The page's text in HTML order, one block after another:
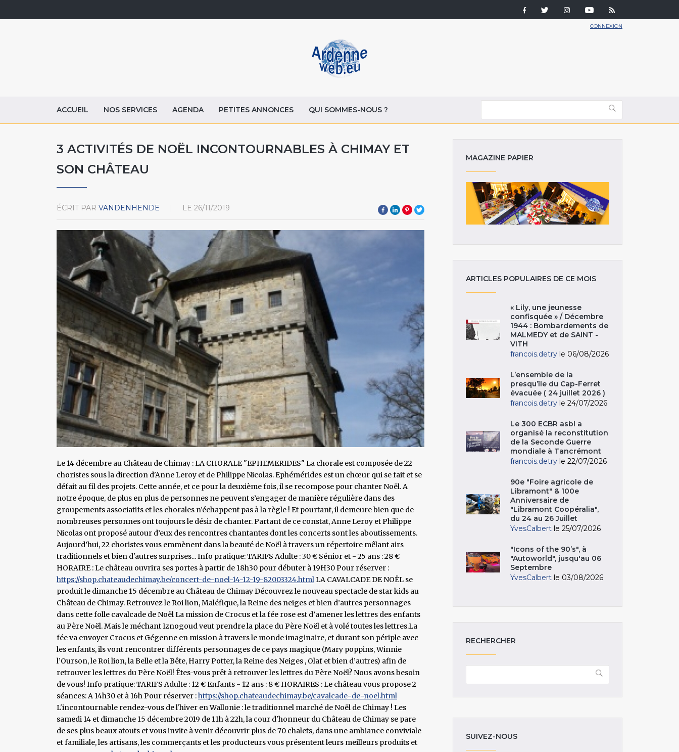
CONNEXION
ACCUEIL NOS SERVICES AGENDA PETITES ANNONCES QUI SOMMES-NOUS ?
3 ACTIVITÉS DE NOËL INCONTOURNABLES À CHIMAY ET
SON CHÂTEAU
ÉCRIT PAR VANDENHENDE LE 26/11/2019
Le 14 décembre au Château de Chimay : LA CHORALE "EPHEMERIDES" La chorale est composée de 22
choristes sous la direction d'Anne Leroy et de Philippe Nicolas. Ephémérides est un chœur qui se fait et se
défait au fil des projets. Cette année, et ce pour la deuxième fois, il se recompose pour chanter Noël. A
notre époque, de plus en plus de personnes ne peuvent s’engager de manière régulière dans des
groupements associatifs et les chorales n’échappent pas à la règle ! Et pourtant, il demeure bien que de
nombreuses personnes ont toujours le désir de chanter. Partant de ce constat, Anne Leroy et Philippe
Nicolas ont proposé autour d’eux des rencontres chantantes dont les concerts sont les aboutissements.
Aujourd’hui, 22 choristes vous emmènent dans la beauté de Noël à travers un répertoire mêlant airs
traditionnels et bien d'autres surprises... Info pratique: TARIFS Adulte : 30 € Sénior et - 25 ans : 28 €
HORAIRE : Le château ouvrira ses portes à partir de 18h30 pour débuter à 19H30 Pour réserver :
https://shop.chateaudechimay.be/concert-de-noel-14-12-19-82003324.htmlLA CAVALCADE DE NOËL se
produit le dimanche 15 décembre au Château de Chimay Découvrez le nouveau spectacle de star kids au
Château de Chimay. Retrouvez le Roi lion, Maléfique, la Reine des neiges et bien d’autres personnages
dans cette folle cavalcade de Noël La mission de Crocus et la fée rose est d’amener les lettres des enfants
au Père Noël. Mais le méchant Iznogoud veut prendre la place du Père Noël et à volé toutes les lettres.La
fée va envoyer Crocus et Gégenne en mission à travers le monde imaginaire, et durant son périple avec
les enfants, ils vont rencontrer différents personnages de ce pays magique (Mary poppins, Winnie
l’Ourson, le Roi lion, la Belle et la Bête, Harry Potter, la Reine des Neiges , Olaf et bien d’autres) afin de
retrouver les lettres du Père Noël! Êtes-vous prêt à retrouver les lettres du Père Noël? Nous avons besoin
de vous! Info pratique: TARIFS Adulte : 12 € Enfants - 12 ans : 8 € HORAIRES : Le château vous propose 2
séances: A 14h30 et à 16h Pour réserver :https://shop.chateaudechimay.be/cavalcade-de-noel.html
L'incontournable rendez-vous de l'hiver en Wallonie : le traditionnel marché de Noël de Chimay ! Les
samedi 14 et dimanche 15 décembre 2019 de 11h à 22h, la cour d'honneur du Château de Chimay se pare
de ses plus beaux atouts et vous invite à venir découvrir plus de 70 chalets, dans une ambiance conviviale
et familiale, les artisans, les commerçants et les producteurs vous présentent leurs meilleurs produits et
MAGAZINE PAPIER
ARTICLES POPULAIRES DE CE MOIS
« Lily, une jeunesse
confisquée » / Décembre
1944 : Bombardements de
MALMEDY et de SAINT -
VITH
francois.detry le 06/08/2026
L’ensemble de la
presqu’île du Cap-Ferret
évacuée ( 24 juillet 2026 )
francois.detry le 24/07/2026
Le 300 ECBR asbl a
organisé la reconstitution
de la Seconde Guerre
mondiale à Tancrémont
francois.detry le 22/07/2026
90e "Foire agricole de
Libramont" & 100e
Anniversaire de
"Libramont Coopéralia",
du 24 au 26 Juillet
YvesCalbert le 25/07/2026
"Icons of the 90’s", à
"Autoworld", jusqu'au 06
Septembre
YvesCalbert le 03/08/2026
RECHERCHER
SUIVEZ-NOUS